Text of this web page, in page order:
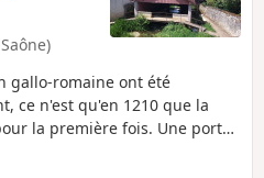
gallo-romaine ont été
ce n'est qu'en 1210 que la
la première fois. Une porte
du château féodal